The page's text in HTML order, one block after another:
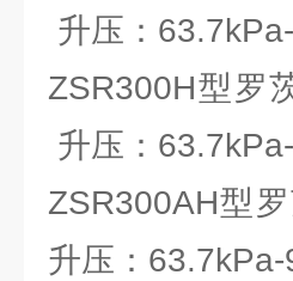
升压：
ZSR300H型
升压：
ZSR300AH型
升压：